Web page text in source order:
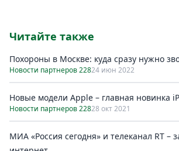
Читайте также
Похороны в Москве: куда сразу нужно
Новости партнеров 22824 июн 2022
Новые модели Apple – главная новинка
Новости партнеров 22828 окт 2021
МИА «Россия сегодня» и телеканал RT –